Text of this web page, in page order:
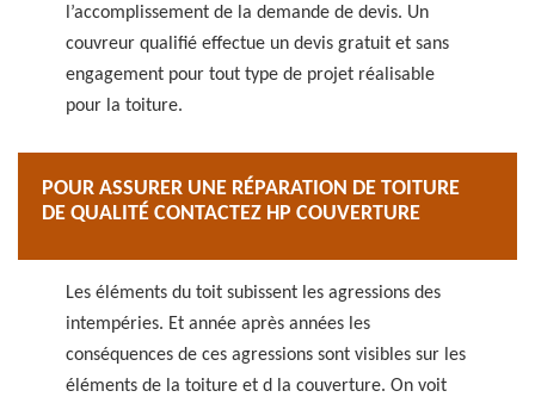
l’accomplissement de la demande de devis. Un
couvreur qualifié effectue un devis gratuit et sans
engagement pour tout type de projet réalisable
pour la toiture.
POUR ASSURER UNE RÉPARATION DE TOITURE
DE QUALITÉ CONTACTEZ HP COUVERTURE
Les éléments du toit subissent les agressions des
intempéries. Et année après années les
conséquences de ces agressions sont visibles sur les
éléments de la toiture et d la couverture. On voit